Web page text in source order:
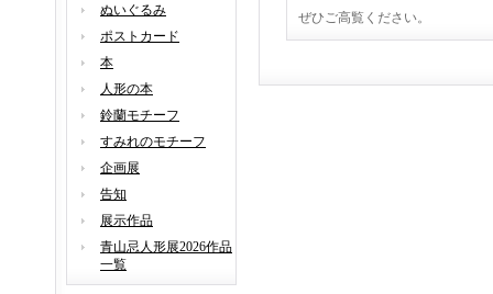
ぬいぐるみ
ポストカード
本
人形の本
鈴蘭モチーフ
すみれのモチーフ
企画展
告知
展示作品
青山忌人形展2026作品
一覧
ぜひご高覧ください。